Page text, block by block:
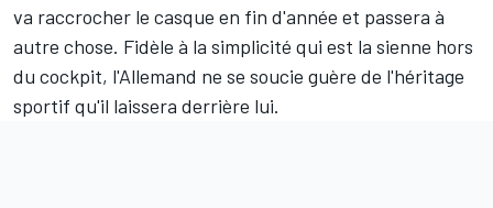
va raccrocher le casque en fin d'année et passera à
autre chose. Fidèle à la simplicité qui est la sienne hors
du cockpit, l'Allemand ne se soucie guère de l'héritage
sportif qu'il laissera derrière lui.